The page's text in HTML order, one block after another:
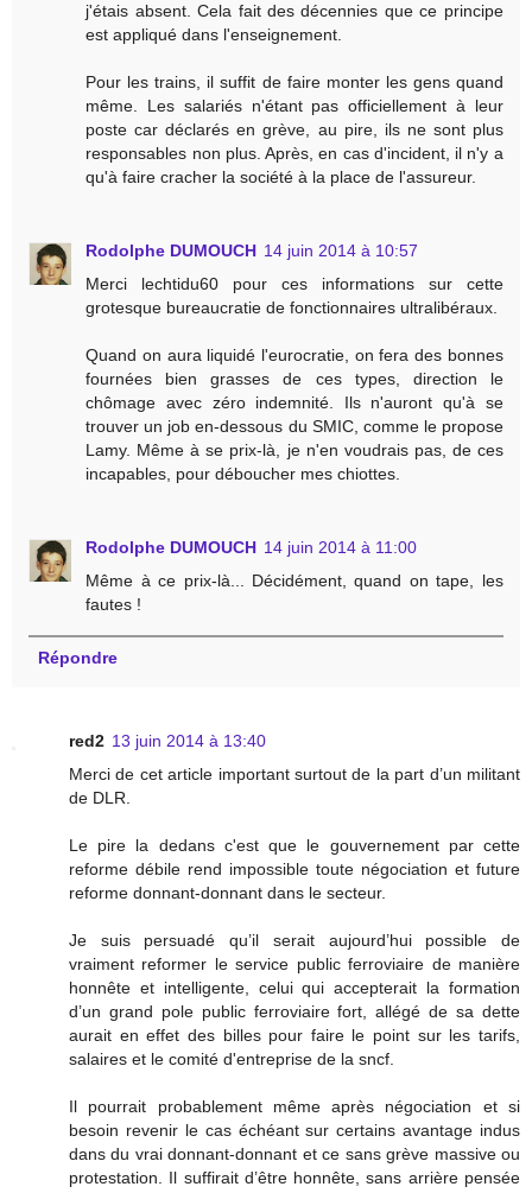
j'étais absent. Cela fait des décennies que ce principe
est appliqué dans l'enseignement.
Pour les trains, il suffit de faire monter les gens quand
même. Les salariés n'étant pas officiellement à leur
poste car déclarés en grève, au pire, ils ne sont plus
responsables non plus. Après, en cas d'incident, il n'y a
qu'à faire cracher la société à la place de l'assureur.
Rodolphe DUMOUCH 14 juin 2014 à 10:57
Merci lechtidu60 pour ces informations sur cette
grotesque bureaucratie de fonctionnaires ultralibéraux.
Quand on aura liquidé l'eurocratie, on fera des bonnes
fournées bien grasses de ces types, direction le
chômage avec zéro indemnité. Ils n'auront qu'à se
trouver un job en-dessous du SMIC, comme le propose
Lamy. Même à se prix-là, je n'en voudrais pas, de ces
incapables, pour déboucher mes chiottes.
Rodolphe DUMOUCH 14 juin 2014 à 11:00
Même à ce prix-là... Décidément, quand on tape, les
fautes !
Répondre
red2 13 juin 2014 à 13:40
Merci de cet article important surtout de la part d’un militant
de DLR.
Le pire la dedans c'est que le gouvernement par cette
reforme débile rend impossible toute négociation et future
reforme donnant-donnant dans le secteur.
Je suis persuadé qu’il serait aujourd’hui possible de
vraiment reformer le service public ferroviaire de manière
honnête et intelligente, celui qui accepterait la formation
d’un grand pole public ferroviaire fort, allégé de sa dette
aurait en effet des billes pour faire le point sur les tarifs,
salaires et le comité d'entreprise de la sncf.
Il pourrait probablement même après négociation et si
besoin revenir le cas échéant sur certains avantage indus
dans du vrai donnant-donnant et ce sans grève massive ou
protestation. Il suffirait d’être honnête, sans arrière pensée